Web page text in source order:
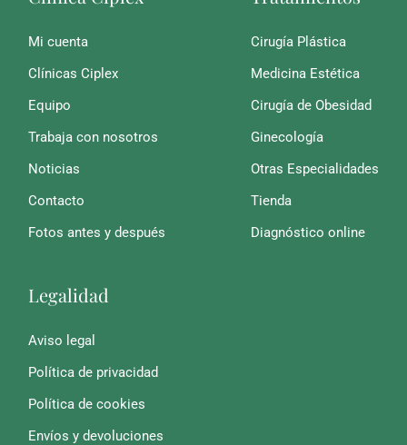
Mi cuenta
Clínicas Ciplex
Equipo
Trabaja con nosotros
Noticias
Contacto
Fotos antes y después
Cirugía Plástica
Medicina Estética
Cirugía de Obesidad
Ginecología
Otras Especialidades
Tienda
Diagnóstico online
Legalidad
Aviso legal
Política de privacidad
Política de cookies
Envíos y devoluciones